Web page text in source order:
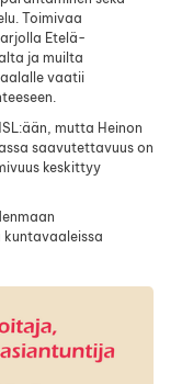
Toimivaa
Etelä-
ja muilta
vaatii
mutta Heinon
saavutettavuus on
keskittyy
kuntavaaleissa